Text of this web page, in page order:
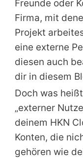
Freunde oder
Firma, mit
Projekt
eine externe
diesen auch
dir in diesem
Doch was
„externer
deinem HKN
Konten, die
gehören wie